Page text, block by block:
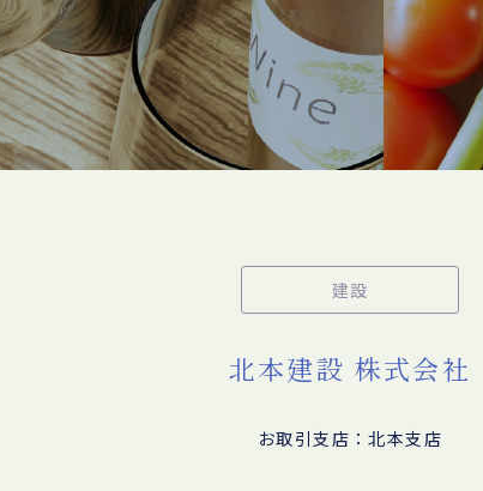
建設
北本建設 株式会社
お取引支店：北本支店